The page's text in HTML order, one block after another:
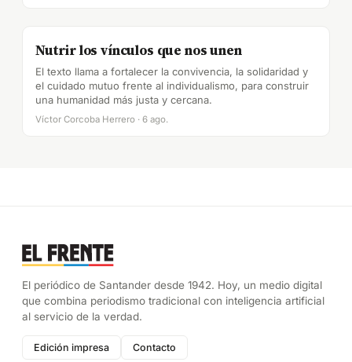
Nutrir los vínculos que nos unen
El texto llama a fortalecer la convivencia, la solidaridad y
el cuidado mutuo frente al individualismo, para construir
una humanidad más justa y cercana.
Víctor Corcoba Herrero · 6 ago.
El periódico de Santander desde 1942. Hoy, un medio digital
que combina periodismo tradicional con inteligencia artificial
al servicio de la verdad.
Edición impresa Contacto